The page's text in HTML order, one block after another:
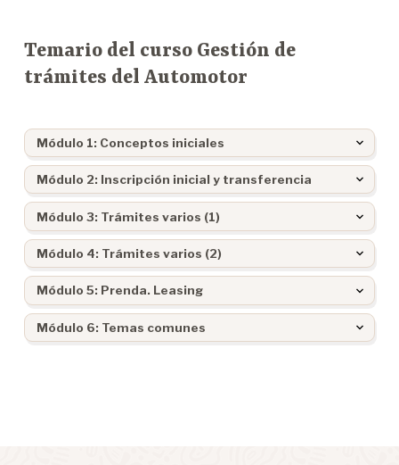
Temario del curso Gestión de
trámites del Automotor
Módulo 1: Conceptos iniciales
Módulo 2: Inscripción inicial y transferencia
Módulo 3: Trámites varios (1)
Módulo 4: Trámites varios (2)
Módulo 5: Prenda. Leasing
Módulo 6: Temas comunes